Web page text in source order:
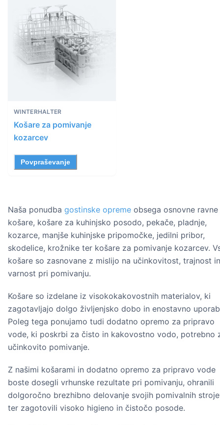
WINTERHALTER
Košare za pomivanje
kozarcev
Povpraševanje
Naša ponudba gostinske opreme obsega osnovne ravne
košare, košare za kuhinjsko posodo, pekače, pladnje,
kozarce, manjše kuhinjske pripomočke, jedilni pribor,
skodelice, krožnike ter košare za pomivanje kozarcev.
košare so zasnovane z mislijo na učinkovitost, trajnost in
varnost pri pomivanju.
Košare so izdelane iz visokokakovostnih materialov, ki
zagotavljajo dolgo življenjsko dobo in enostavno
Poleg tega ponujamo tudi dodatno opremo za pripravo
vode, ki poskrbi za čisto in kakovostno vodo, potrebno
učinkovito pomivanje.
Z našimi košarami in dodatno opremo za pripravo vode
boste dosegli vrhunske rezultate pri pomivanju, ohranili
dolgoročno brezhibno delovanje svojih pomivalnih
ter zagotovili visoko higieno in čistočo posode.